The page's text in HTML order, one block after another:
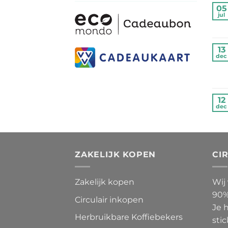
05
jul
13
dec
12
dec
ZAKELIJK KOPEN
Zakelijk kopen
Circulair inkopen
Herbruikbare Koffiebekers
Wij
Je